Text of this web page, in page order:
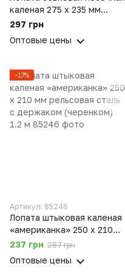
каленая 275 х 235 мм
рельсовая сталь c
м
297 грн
Оптовые цены
−17%
Артикул: 85246
Лопата штыковая каленая
«американка» 250 х 210
мм рельсовая сталь c
м
237 грн 287 грн
Оптовые цены